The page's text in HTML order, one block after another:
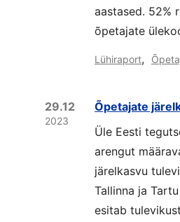
aastased. 52%
õpetajate
Lühiraport,
29.12
2023
Õpetajate
Üle Eesti
arengut
järelkasvu
Tallinna ja
esitab